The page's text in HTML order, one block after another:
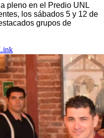
pleno en el Predio UNL
los sábados 5 y 12 de
grupos de